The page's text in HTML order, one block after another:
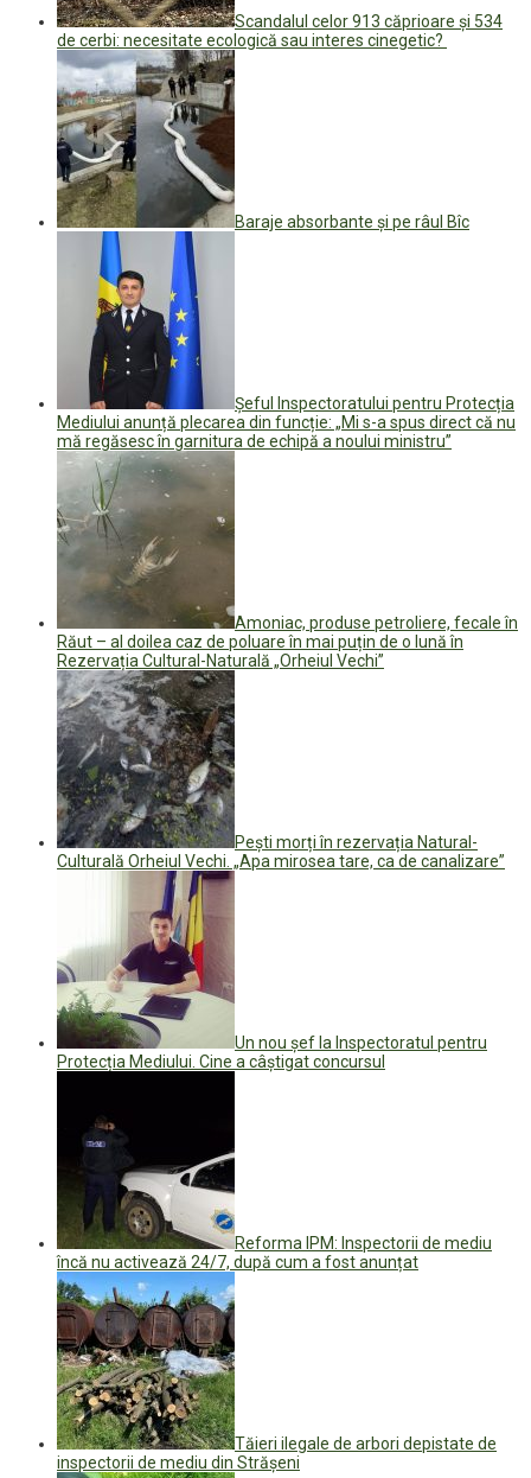
Scandalul celor 913 căprioare și 534
de cerbi: necesitate ecologică sau interes cinegetic?
Baraje absorbante și pe râul Bîc
Șeful Inspectoratului pentru Protecția
Mediului anunță plecarea din funcție: „Mi s-a spus direct că nu
mă regăsesc în garnitura de echipă a noului ministru”
Amoniac, produse petroliere, fecale în
Răut – al doilea caz de poluare în mai puțin de o lună în
Rezervația Cultural-Naturală „Orheiul Vechi”
Pești morți în rezervația Natural-
Culturală Orheiul Vechi. „Apa mirosea tare, ca de canalizare”
Un nou șef la Inspectoratul pentru
Protecția Mediului. Cine a câștigat concursul
Reforma IPM: Inspectorii de mediu
încă nu activează 24/7, după cum a fost anunțat
Tăieri ilegale de arbori depistate de
inspectorii de mediu din Strășeni